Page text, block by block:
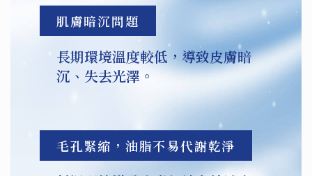
肌膚暗沉問題
長期環境溫度較低，導致皮膚暗
沉、失去光澤。
毛孔緊縮，油脂不易代謝乾淨